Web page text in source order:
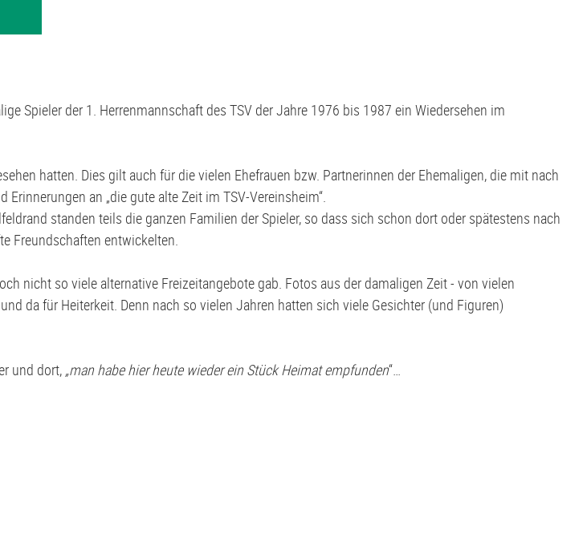
Spieler der 1. Herrenmannschaft des TSV der Jahre 1976 bis 1987 ein Wiedersehen im
hatten. Dies gilt auch für die vielen Ehefrauen bzw. Partnerinnen der Ehemaligen, die mit nach
an „die gute alte Zeit im TSV-Vereinsheim“.
standen teils die ganzen Familien der Spieler, so dass sich schon dort oder spätestens nach
Freundschaften entwickelten.
nicht so viele alternative Freizeitangebote gab. Fotos aus der damaligen Zeit - von vielen
da für Heiterkeit. Denn nach so vielen Jahren hatten sich viele Gesichter (und Figuren)
und dort, „man habe hier heute wieder ein Stück Heimat empfunden“…